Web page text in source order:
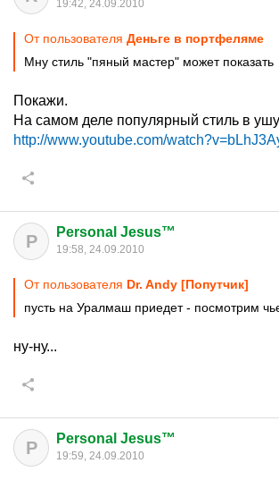
19:42, 24.09.2010
От пользователя Деньге в портфеляме
Мну стиль "пяный мастер" может показать
Покажи.
На самом деле популярный стиль в
http://www.youtube.com/
P Personal Jesus™
19:58, 24.09.2010
От пользователя Dr. Andy [Попутчик]
пусть на Уралмаш приедет - посмотрим
ну-ну...
P Personal Jesus™
19:59, 24.09.2010